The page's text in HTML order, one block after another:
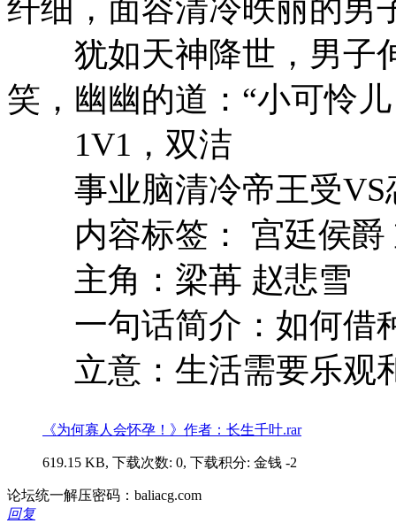
纤细，面容清冷昳丽的男
犹如天神降世，男子
笑，幽幽的道：“小可怜
1V1，双洁
事业脑清冷帝王受VS
内容标签： 宫廷侯爵
主角：梁苒 赵悲雪
一句话简介：如何借
立意：生活需要乐观
《为何寡人会怀孕！》作者：长生千叶.rar
619.15 KB, 下载次数: 0, 下载积分: 金钱 -2
论坛统一解压密码：baliacg.com
回复